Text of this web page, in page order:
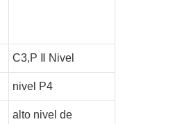
C3,P Nivel
nivel P4
alto nivel de